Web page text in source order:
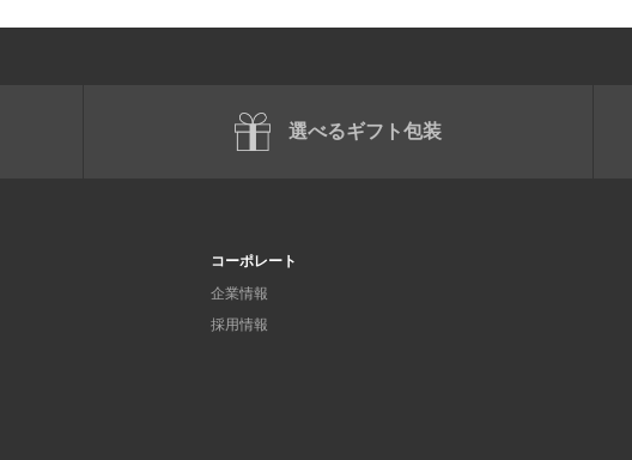
選べるギフト包装
コーポレート
企業情報
採用情報